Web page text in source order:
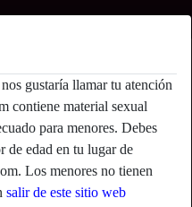
gustaría llamar tu atención
contiene material sexual
para menores. Debes
de edad en tu lugar de
Los menores no tienen
salir de este sitio web